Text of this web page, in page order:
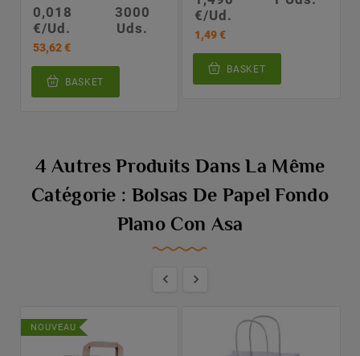
0,018
€/Ud.
3000
Uds.
53,62 €
BASKET
€/Ud.
1,49 €
BASKET
4 Autres Produits Dans La Même
Catégorie : Bolsas De Papel Fondo
Plano Con Asa
 
NOUVEAU